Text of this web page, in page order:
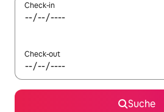
Check-in
Check-out
Suche